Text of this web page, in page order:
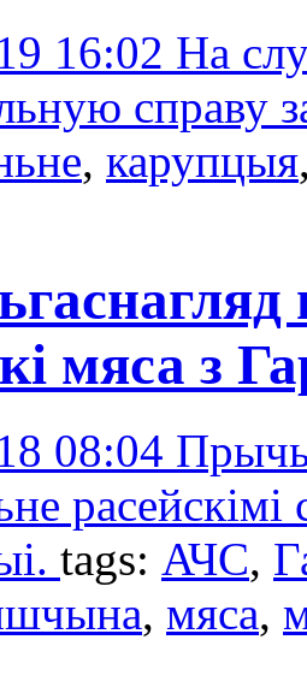
16:02 На
справу
, карупцыя
мяса з
08:04
расейскімі
tags: АЧС,
, мяса,